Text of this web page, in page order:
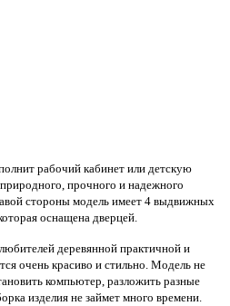
рабочий кабинет или детскую
прочного и надежного
стороны модель имеет 4 выдвижных
оснащена дверцей.
деревянной практичной и
очень красиво и стильно. Модель не
компьютер, разложить разные
изделия не займет много времени.